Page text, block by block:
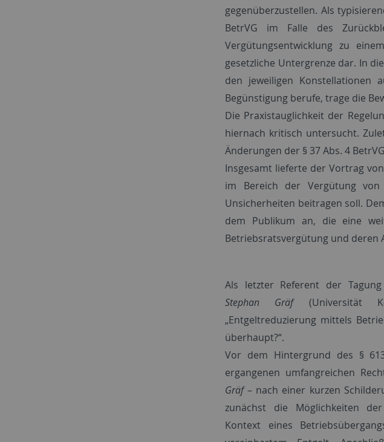
gegenüberzustellen. Als
BetrVG im Falle des
Vergütungsentwicklung zu
gesetzliche Untergrenze dar. In
den jeweiligen Konstellationen
Begünstigung berufe, trage die
Die Praxistauglichkeit der
hiernach kritisch untersucht.
Änderungen der § 37 Abs. 4
Insgesamt lieferte der Vortrag
im Bereich der Vergütung
Unsicherheiten beitragen soll.
dem Publikum an, die eine
Betriebsratsvergütung und deren
Als letzter Referent der
Stephan Gräf(Universität
„Entgeltreduzierung mittels
überhaupt?“.
Vor dem Hintergrund des §
ergangenen umfangreichen
Gräf– nach einer kurzen
zunächst die Möglichkeiten
Kontext eines